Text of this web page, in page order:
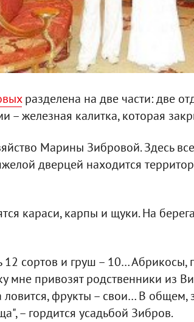
разделена на две части: две
– железная калитка, которая
Марины Зибровой. Здесь
дверцей находится
караси, карпы и щуки. На
12 сортов и груш – 10… Абрикосы,
мне привозят родственники из
ловится, фрукты – свои… В общем,
– гордится усадьбой Зибров.